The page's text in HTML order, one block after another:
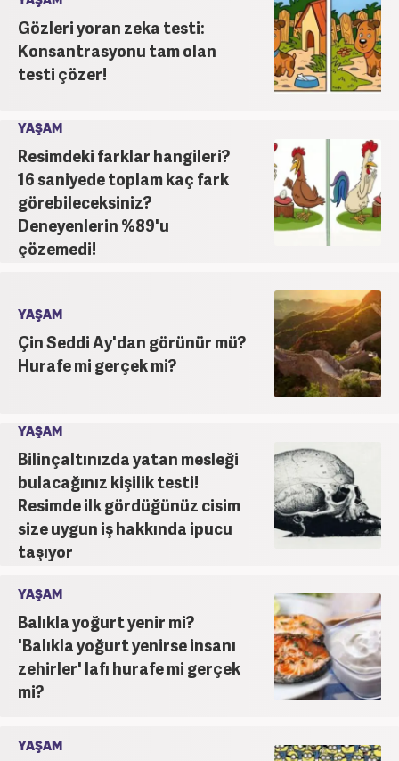
Gözleri yoran zeka testi:
Konsantrasyonu tam olan
testi çözer!
YAŞAM
Resimdeki farklar hangileri?
16 saniyede toplam kaç fark
görebileceksiniz?
Deneyenlerin %89'u
çözemedi!
YAŞAM
Çin Seddi Ay'dan görünür mü?
Hurafe mi gerçek mi?
YAŞAM
Bilinçaltınızda yatan mesleği
bulacağınız kişilik testi!
Resimde ilk gördüğünüz cisim
size uygun iş hakkında ipucu
taşıyor
YAŞAM
Balıkla yoğurt yenir mi?
'Balıkla yoğurt yenirse insanı
zehirler' lafı hurafe mi gerçek
mi?
YAŞAM